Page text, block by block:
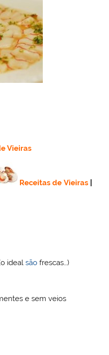
Vieiras
Receitas de Vieiras
idealsão frescas…)
e sem veios